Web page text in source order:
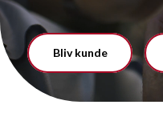
Bliv kunde